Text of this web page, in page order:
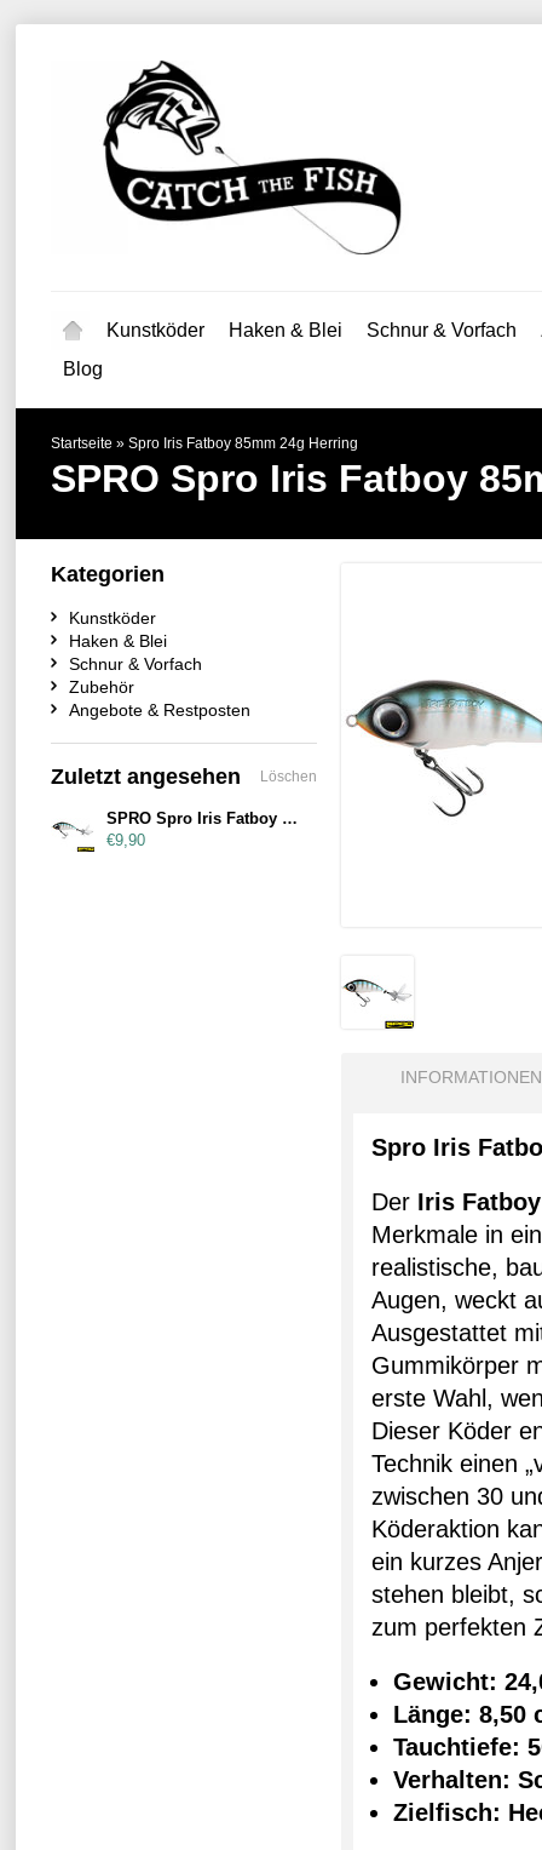
Kunstköder Haken & Blei Schnur & Vorfach
Blog
Startseite » Spro Iris Fatboy 85mm 24g Herring
SPRO Spro Iris Fatboy
INFORMATIONEN
Spro Iris
Der Iris Fatboy
Merkmale in
realistische,
Augen, weckt
Ausgestattet
Gummikörper
erste Wahl,
Dieser Köder
Technik einen
zwischen 30
Köderaktion
ein kurzes
stehen bleibt,
zum perfekten
Gewicht:
Länge: 8,50
Tauchtiefe:
Verhalten:
Zielfisch:
Kategorien
Kunstköder
Haken & Blei
Schnur & Vorfach
Zubehör
Angebote & Restposten
Zuletzt angesehen Löschen
SPRO Spro Iris Fatboy 85mm 24g Herring
€9,90